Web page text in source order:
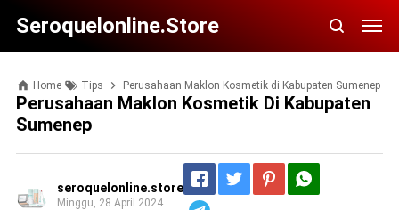
Seroquelonline.store
Home Tips Perusahaan Maklon Kosmetik di Kabupaten Sumenep
Perusahaan Maklon Kosmetik Di Kabupaten
Sumenep
seroquelonline.store
Minggu, 28 April 2024